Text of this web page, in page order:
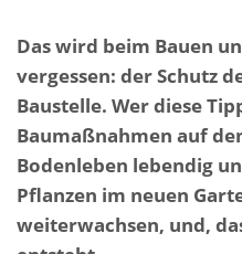
Das wird beim Bauen
vergessen: der Schutz
Baustelle. Wer diese
Baumaßnahmen auf
Bodenleben lebendig
Pflanzen im neuen
weiterwachsen, und,